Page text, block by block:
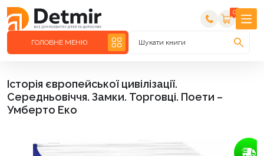
0
ГОЛОВНЕ МЕНЮ Шукати книги
Історія європейської цивілізації.
Середньовіччя. Замки. Торговці. Поети –
Умберто Еко